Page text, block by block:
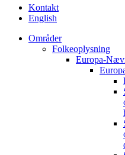
Kontakt
English
Områder
Folkeoplysning
Europa-